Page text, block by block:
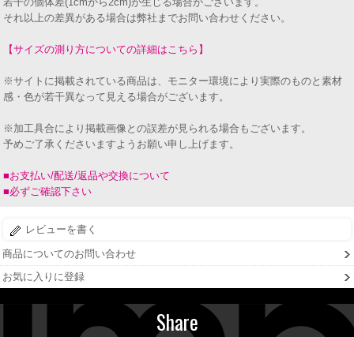
それ以上の差異がある場合は弊社までお問い合わせください。
【サイズの測り方についての詳細はこちら】
※サイトに掲載されている商品は、モニター環境により実際のものと素材
感・色が若干異なって見える場合がございます。
※加工具合により掲載画像との誤差が見られる場合もございます。
予めご了承くださいますようお願い申し上げます。
■お支払い/配送/返品や交換について
■必ずご確認下さい
レビューを書く
商品についてのお問い合わせ
お気に入りに登録
Share